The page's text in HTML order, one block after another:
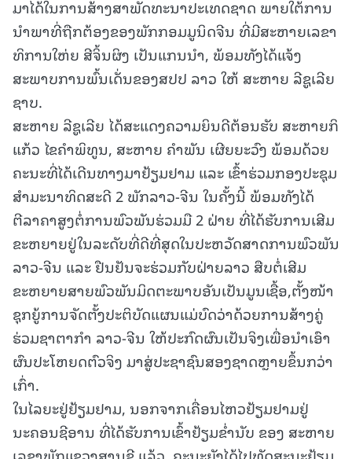
ມາໄດ້ໃນການສ້າງສາພັດທະນາປະເທດຊາດ ພາຍໃຕ້ການ
ນໍາພາທີ່ຖືກຕ້ອງຂອງພັກກອມມູນິດຈີນ ທີ່ມີສະຫາຍເລຂາ
ທິການໃຫ່ຍ ສີຈິ້ນຜິງ ເປັນແກນນໍາ, ພ້ອມທັງໄດ້ແຈ້ງ
ສະພາບການພົ້ນເດັ່ນຂອງສປປ ລາວ ໃຫ້ ສະຫາຍ ລີຊູເລີຍ
ຊາບ.
ສະຫາຍ ລີຊູເລີຍ ໄດ້ສະແດງຄວາມຍິນດີຕ້ອນຮັບ ສະຫາຍກິ
ແກ້ວ ໄຂຄໍາພິທູນ, ສະຫາຍ ຄໍາພັນ ເຜີຍຍະວົງ ພ້ອມດ້ວຍ
ຄະນະທີ່ໄດ້ເດີນທາງມາຢ້ຽມຢາມ ແລະ ເຂົ້າຮ່ວມກອງປະຊຸມ
ສໍາມະນາທິດສະດີ 2 ພັກລາວ-ຈີນ ໃນຄັ້ງນີ້ ພ້ອມທັງໄດ້
ຕີລາຄາສູງຕໍ່ການພົວພັນຮ່ວມມື 2 ຝ່າຍ ທີ່ໄດ້ຮັບການເສີມ
ຂະຫຍາຍຢູ່ໃນລະດັບທີ່ດີທີ່ສຸດໃນປະຫວັດສາດການພົວພັນ
ລາວ-ຈີນ ແລະ ຢືນຢັນຈະຮ່ວມກັບຝ່າຍລາວ ສືບຕໍ່ເສີມ
ຂະຫຍາຍສາຍພົວພັນມິດຕະພາບອັນເປັນມູນເຊື້ອ,ຕັ້ງໜ້າ
ຊຸກຍູ້ການຈັດຕັ້ງປະຕິບັດແຜນແມ່ບົດວ່າດ້ວຍການສ້າງຄູ່
ຮ່ວມຊາຕາກໍາ ລາວ-ຈີນ ໃຫ້ປະກົດຜົນເປັນຈິງເພື່ອນໍາເອົາ
ຜົນປະໂຫຍດຕົວຈິງ ມາສູ່ປະຊາຊົນສອງຊາດຫຼາຍຂຶ້ນກວ່າ
ເກົ່າ.
ໃນໄລຍະຢູ່ຢ້ຽມຢາມ, ນອກຈາກເຄື່ອນໄຫວຢ້ຽມຢາມຢູ່
ນະຄອນຊີອານ ທີ່ໄດ້ຮັບການເຂົ້າຢ້ຽມຂໍ່ານັບ ຂອງ ສະຫາຍ